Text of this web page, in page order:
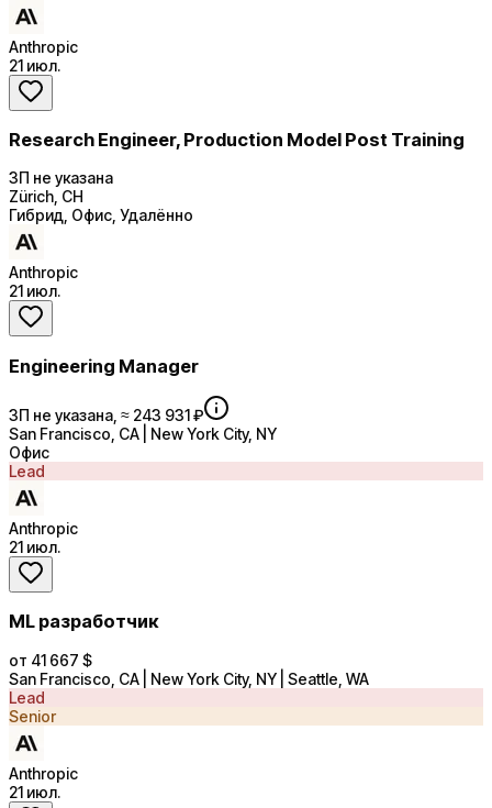
Anthropic
21 июл.
Research Engineer, Production Model Post Training
ЗП не указана
Zürich, CH
Гибрид, Офис, Удалённо
Anthropic
21 июл.
Engineering Manager
ЗП не указана, ≈ 243 931 ₽
San Francisco, CA | New York City, NY
Офис
Lead
Anthropic
21 июл.
ML разработчик
от 41 667 $
San Francisco, CA | New York City, NY | Seattle, WA
Lead
Senior
Anthropic
21 июл.